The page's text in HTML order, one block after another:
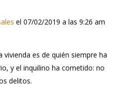
el 07/02/2019 a las 9:26 am
vivienda es de quién siempre ha
y el inquilino ha cometido: no
delitos.